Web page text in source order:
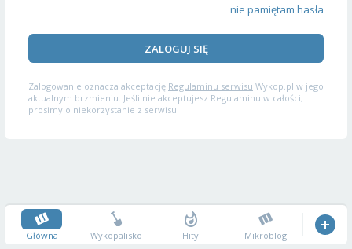
nie pamiętam hasła
ZALOGUJ SIĘ
Zalogowanie oznacza akceptację Regulaminu serwisu Wykop.pl w jego
aktualnym brzmieniu. Jeśli nie akceptujesz Regulaminu w całości,
prosimy o niekorzystanie z serwisu.
Główna Wykopalisko Hity Mikroblog